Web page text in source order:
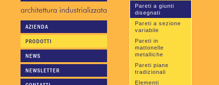
AZIENDA
PRODOTTI
NEWS
NEWSLETTER
Pareti a giunti
disegnati
Pareti a sezione
variabile
Pareti in
mattonelle
metalliche
Pareti piane
tradizionali
Elementi